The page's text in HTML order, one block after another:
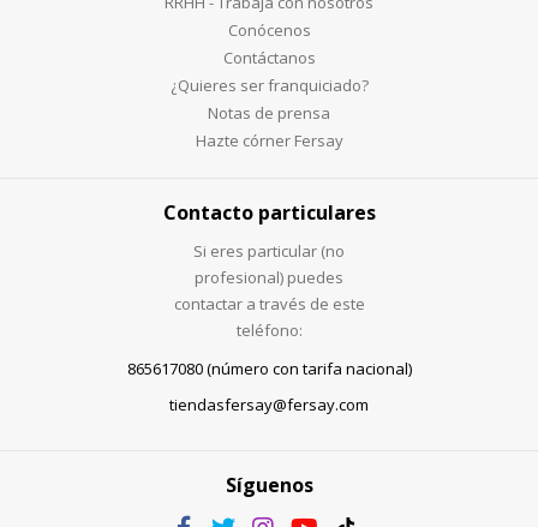
Conócenos
Contáctanos
¿Quieres ser franquiciado?
Notas de prensa
Hazte córner Fersay
Contacto particulares
Si eres particular (no
profesional) puedes
contactar a través de este
teléfono:
865617080 (número con tarifa nacional)
tiendasfersay@fersay.com
Síguenos